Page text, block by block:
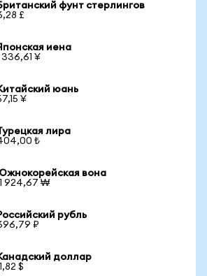
фунт стерлингов
£
иена
336,61 ¥
юань
¥
лира
₺
вона
924,67 ₩
рубль
₽
доллар
$